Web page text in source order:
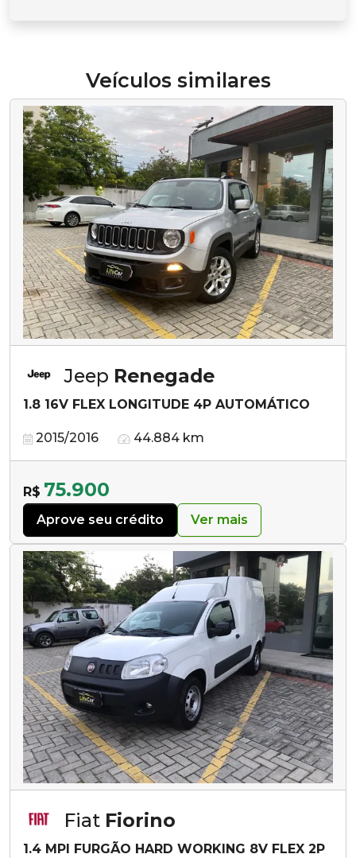
Veículos similares
Jeep Renegade
1.8 16V FLEX LONGITUDE 4P AUTOMÁTICO
2015/2016 44.884 km
R$ 75.900
Aprove seu crédito Ver mais
Fiat Fiorino
1.4 MPI FURGÃO HARD WORKING 8V FLEX 2P